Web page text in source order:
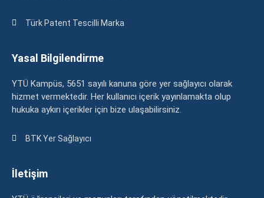
Türk Patent Tescilli Marka
Yasal Bilgilendirme
YTÜ Kampüs, 5651 sayılı kanuna göre yer sağlayıcı olarak
hizmet vermektedir. Her kullanıcı içerik yayınlamakta olup
hukuka aykırı içerikler için bize ulaşabilirsiniz.
BTK Yer Sağlayıcı
İletişim